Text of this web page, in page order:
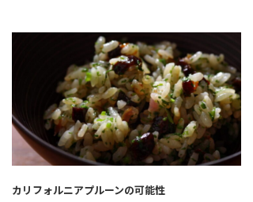
カリフォルニアプルーンの可能性